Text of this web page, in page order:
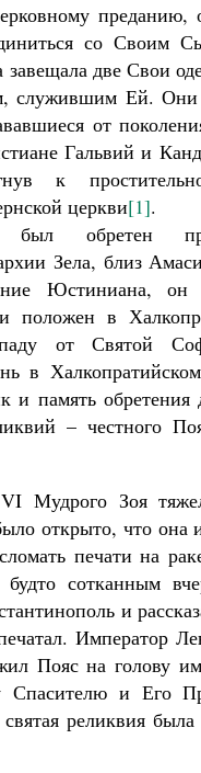
преданию,
со Своим
завещала две Свои
служившим Ей. Они
от
Гальвий и
к
церкви[1].
был обретен
Зела, близ
Юстиниана,
и положен в
от Святой
в
и память обретения
– честного
Мудрого Зоя
открыто, что она
печати на
сотканным
и
Император
Пояс на голову
Спасителю и Его
реликвия
Великомученик